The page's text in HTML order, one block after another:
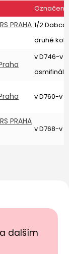
Označení
PRAHA 1/2
druhé kolo
v D746-v
osmifinále
v D760-v
PRAHA
v D768-v
dalším